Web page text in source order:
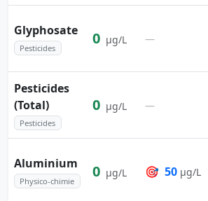
Glyphosate
Pesticides
0 µg/L —
Pesticides
(Total)
Pesticides
0 µg/L —
Aluminium
Physico-chimie
0 µg/L 🎯 50 µg/L